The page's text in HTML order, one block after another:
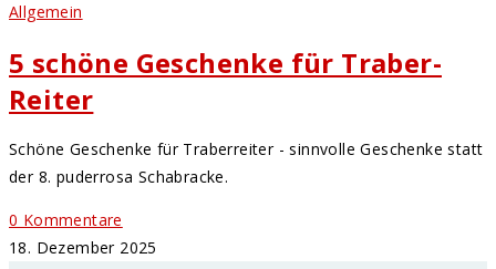
Allgemein
5 schöne Geschenke für Traber-
Reiter
Schöne Geschenke für Traberreiter - sinnvolle Geschenke statt
der 8. puderrosa Schabracke.
0 Kommentare
18. Dezember 2025